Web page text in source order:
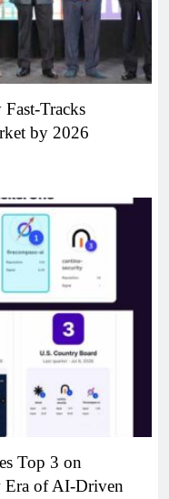
Tracks
by 2026
Top 3 on
Era of AI-Driven